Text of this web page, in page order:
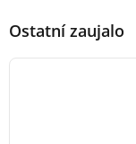
Ostatní zaujalo